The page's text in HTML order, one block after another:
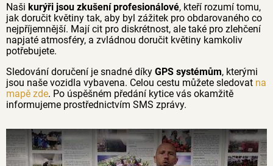
Naši kurýři jsou zkušení profesionálové, kteří rozumí tomu,
jak doručit květiny tak, aby byl zážitek pro obdarovaného co
nejpříjemnější. Mají cit pro diskrétnost, ale také pro zlehčení
napjaté atmosféry, a zvládnou doručit květiny kamkoliv
potřebujete.
Sledování doručení je snadné díky GPS systémům, kterými
jsou naše vozidla vybavena. Celou cestu můžete sledovat na
mapě zde. Po úspěšném předání kytice vás okamžitě
informujeme prostřednictvím SMS zprávy.